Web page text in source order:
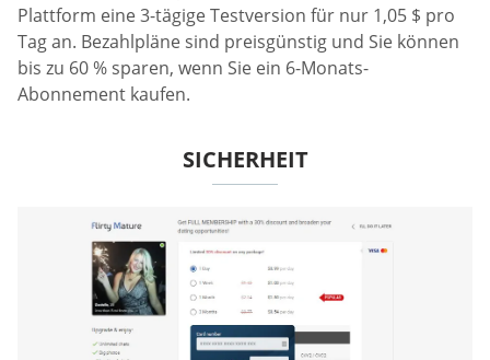
Plattform eine 3-tägige Testversion für nur 1,05 $ pro
Tag an. Bezahlpläne sind preisgünstig und Sie können
bis zu 60 % sparen, wenn Sie ein 6-Monats-
Abonnement kaufen.
SICHERHEIT